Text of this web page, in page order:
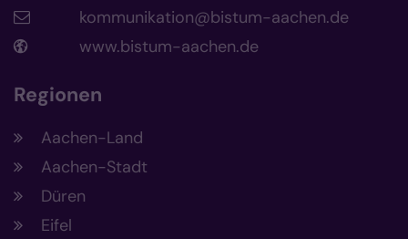
kommunikation@bistum-aachen.de
www.bistum-aachen.de
Regionen
Aachen-Land
Aachen-Stadt
Düren
Eifel